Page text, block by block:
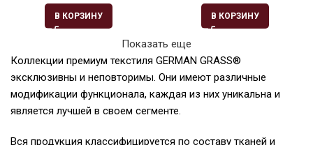
В КОРЗИНУ В КОРЗИНУ
Показать еще
Коллекции премиум текстиля GERMAN GRASS®
эксклюзивны и неповторимы. Они имеют различные
модификации функционала, каждая из них уникальна и
является лучшей в своем сегменте.
Вся продукция классифицируется по составу тканей и